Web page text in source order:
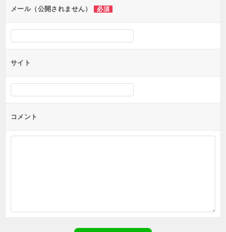
ンメール（公開されません） 必須
サイト
コメント